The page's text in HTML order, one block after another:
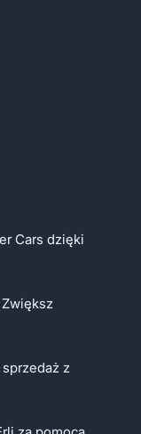
Cars dzięki
z